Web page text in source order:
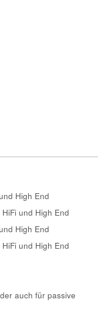
High End
und High End
High End
und High End
auch für passive